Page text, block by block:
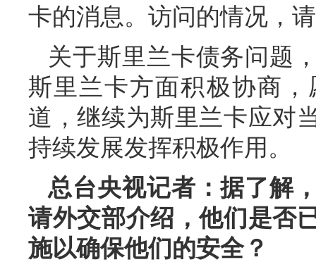
卡的消息。访问的情况，
关于斯里兰卡债务问题
斯里兰卡方面积极协商
道，继续为斯里兰卡应对
持续发展发挥积极作用。
总台央视记者：据了解
请外交部介绍，他们是否
施以确保他们的安全？